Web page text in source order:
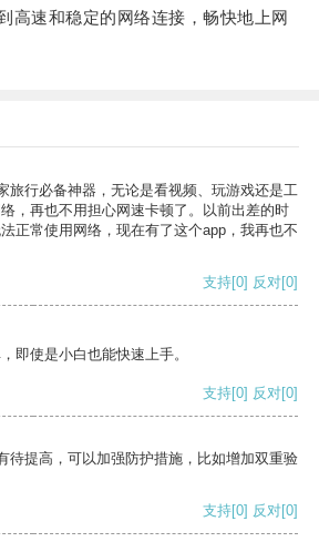
高速和稳定的网络连接，畅快地上网
旅行必备神器，无论是看视频、玩游戏还是工
，再也不用担心网速卡顿了。以前出差的时
正常使用网络，现在有了这个app，我再也不
支持[0] 反对[0]
即使是小白也能快速上手。
支持[0] 反对[0]
待提高，可以加强防护措施，比如增加双重验
支持[0] 反对[0]